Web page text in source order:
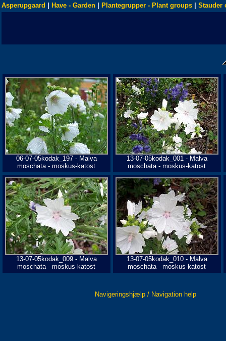
Asperupgaard Have - Garden Plantegrupper - Plant groups Stauder
06-07-05kodak_197 - Malva
moschata - moskus-katost
13-07-05kodak_001 - Malva
moschata - moskus-katost
13-07-05kodak_009 - Malva
moschata - moskus-katost
13-07-05kodak_010 - Malva
moschata - moskus-katost
Navigeringshjælp / Navigation help